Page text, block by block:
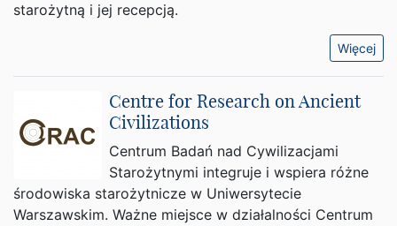
starożytną i jej recepcją.
Więcej
Centre for Research on Ancient
Civilizations
Centrum Badań nad Cywilizacjami
Starożytnymi integruje i wspiera różne
środowiska starożytnicze w Uniwersytecie
Warszawskim. Ważne miejsce w działalności Centrum